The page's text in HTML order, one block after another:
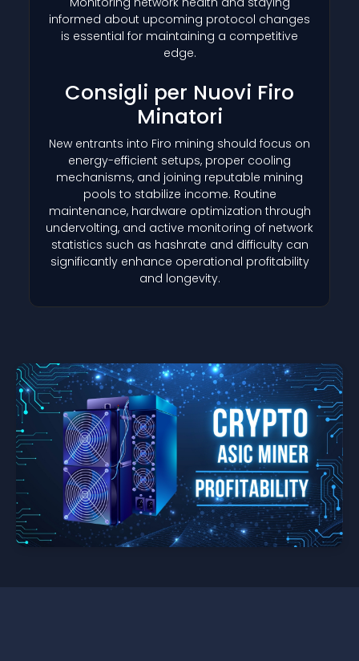
informed about upcoming protocol changes
is essential for maintaining a competitive
edge.
Consigli per Nuovi Firo
Minatori
New entrants into Firo mining should focus on
energy-efficient setups, proper cooling
mechanisms, and joining reputable mining
pools to stabilize income. Routine
maintenance, hardware optimization through
undervolting, and active monitoring of network
statistics such as hashrate and difficulty can
significantly enhance operational profitability
and longevity.